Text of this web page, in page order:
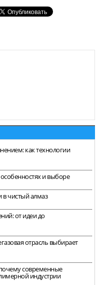
как технологии
и выборе
чистый алмаз
от идеи до
отрасль выбирает
современные
индустрии